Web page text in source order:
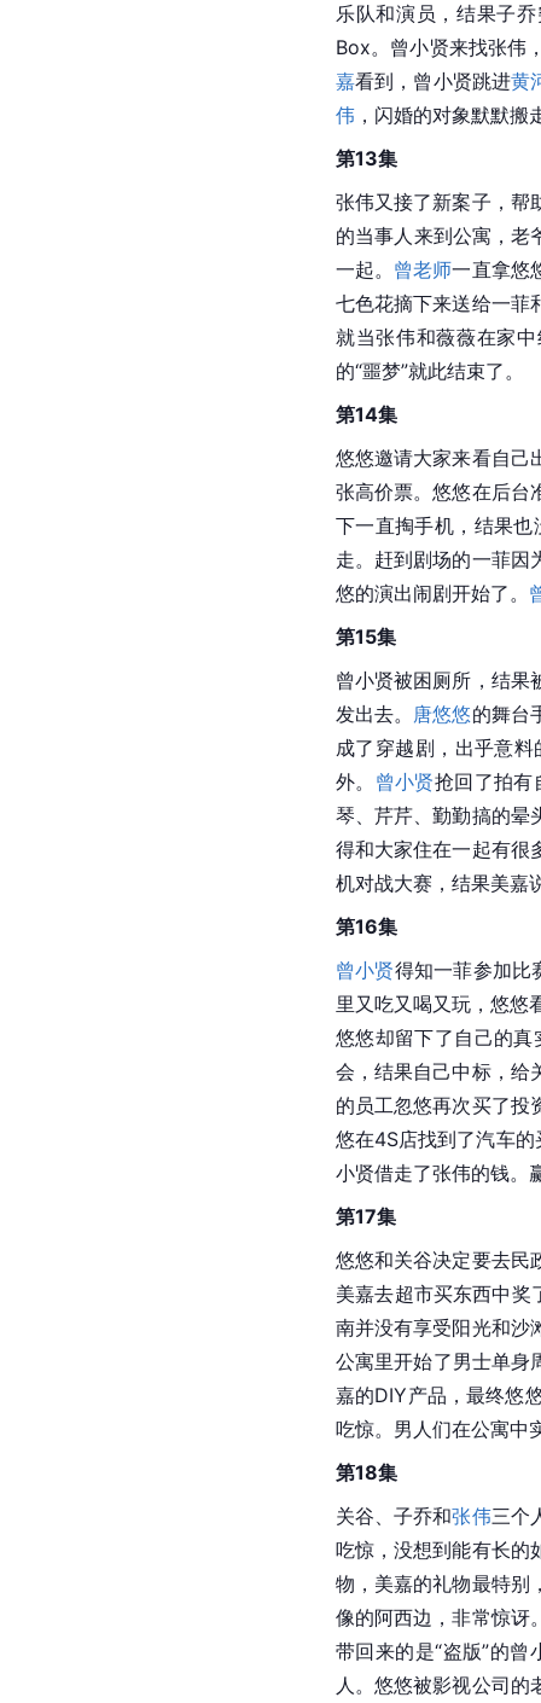
乐队和演员，结果子
Box。曾小贤来找张伟
嘉看到，曾小贤跳进黄
伟 ，闪婚的对象默默
第13集
张伟又接了新案子，帮
的当事人来到公寓，老
一起。 曾老师一直拿悠
七色花摘下来送给一菲
就当张伟和薇薇在家
的“噩梦”就此结束了。
第14集
悠悠邀请大家来看自己
张高价票。悠悠在后台
下一直掏手机，结果
走。赶到剧场的一菲因
悠的演出闹剧开始了。
第15集
曾小贤被困厕所，结果
发出去。 唐悠悠的舞台
成了穿越剧，出乎意
外。 曾小贤抢回了拍有
琴、芹芹、勤勤搞的晕
得和大家住在一起有很
机对战大赛，结果美嘉
第16集
曾小贤得知一菲参加比
里又吃又喝又玩，悠悠
悠悠却留下了自己的
会，结果自己中标，给
的员工忽悠再次买了投
悠在4S店找到了汽车
小贤借走了张伟的钱。
第17集
悠悠和关谷决定要去民
美嘉去超市买东西中奖
南并没有享受阳光和沙
公寓里开始了男士单身
嘉的DIY产品，最终悠
吃惊。男人们在公寓中
第18集
关谷、子乔和张伟三个
吃惊，没想到能有长的
物，美嘉的礼物最特别
像的阿西边，非常惊讶
带回来的是“盗版”的曾
人。悠悠被影视公司的